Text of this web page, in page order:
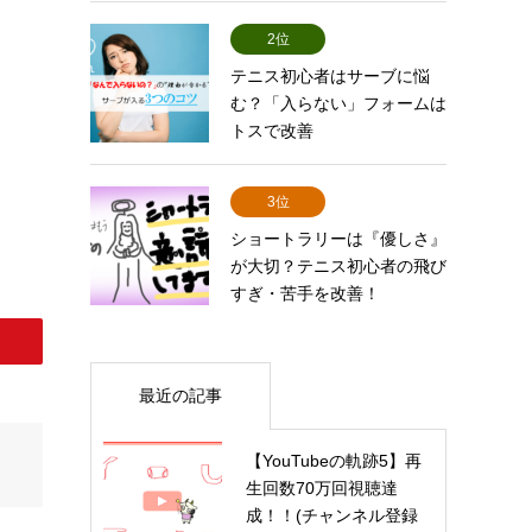
2位
テニス初心者はサーブに悩
む？「入らない」フォームは
トスで改善
3位
ショートラリーは『優しさ』
が大切？テニス初心者の飛び
すぎ・苦手を改善！
最近の記事
【YouTubeの軌跡5】再
生回数70万回視聴達
成！！(チャンネル登録